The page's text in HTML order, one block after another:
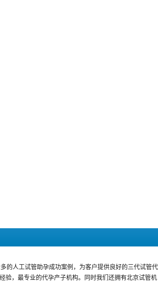
的人工试管助孕成功案例，为客户提供良好的三代试管代
验，最专业的代孕产子机构。同时我们还拥有北京试管机